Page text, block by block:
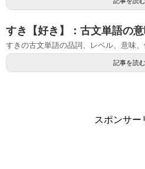
すき【好き】：古文単語の
すきの古文単語の品詞、レベル、意味、
記事を読む
スポンサー